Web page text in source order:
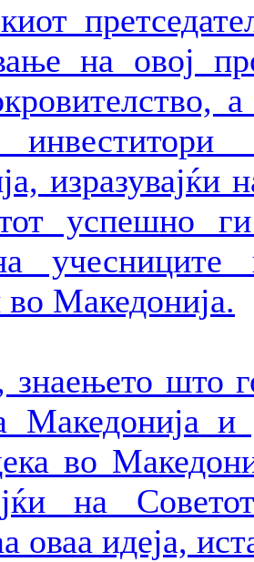
на овој
изразувајќи
успешно
учесниците
Македонија.
што
Македонија
во
на
оваа идеја,